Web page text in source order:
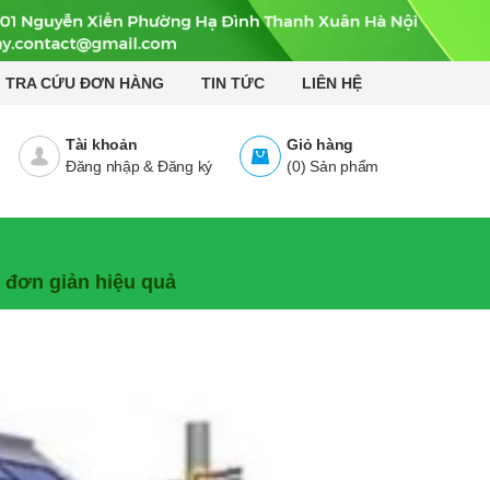
TRA CỨU ĐƠN HÀNG TIN TỨC LIÊN HỆ
Giỏ hàng
(0) Sản phẩm
Tài khoản
Đăng nhập& Đăng ký
giản hiệu quả